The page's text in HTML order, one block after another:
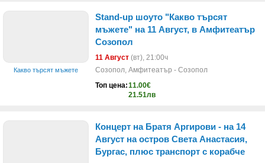
Какво търсят мъжете
Stand-up шоуто "Какво търсят
мъжете" на 11 Август, в Амфитеатър
Созопол
11 Август (вт), 21:00ч
Созопол, Амфитеатър - Созопол
Топ цена:11.00€
21.51лв
Концерт на Братя Аргирови - на 14
Август на остров Света Анастасия,
Бургас, плюс транспорт с корабче